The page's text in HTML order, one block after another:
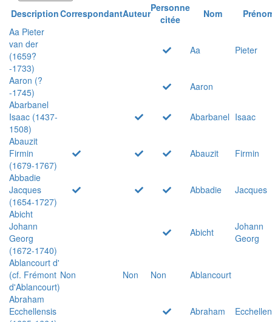
DescriptionCorrespondantAuteurPersonne
citée
Nom
Aa Pieter
van der
(1659?
-1733)
Aa Pieter
Aaron (?
-1745)
Aaron
Abarbanel
Isaac (1437-
1508)
Abarbanel Isaac
Abauzit
Firmin
(1679-1767)
Abauzit
Firmin
Abbadie
Jacques
(1654-1727)
Abbadie
Jacques
Abicht
Johann
Georg
(1672-1740)
Abicht
Johann
Georg
Ablancourt d'
(cf. Frémont
d'Ablancourt)
Non Non Non
Ablancourt
Abraham
Ecchellensis
Abraham